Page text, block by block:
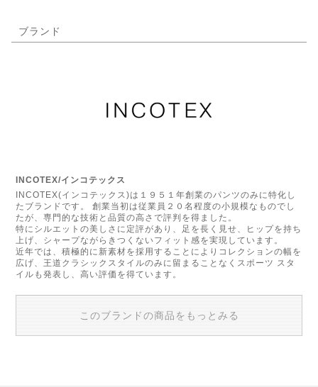
ブランド
INCOTEX/インコテックス
INCOTEX(インコテックス)は１９５１年創業のパンツのみに特化し
たブランドです。 創業当初は従業員２０名程度の小規模なものでし
たが、専門的な技術と品質の高さで評判を得ました。
特にシルエットの美しさに定評があり、足を長く見せ、ヒップを持ち
上げ、シャープながらきつくないフィット感を実現しています。
近年では、積極的に新素材を採用することによりコレクションの幅を
広げ、王道クラシックスタイルのみに留まることなくスポーツ スタ
イルも発表し、高い評価を得ています。
このブランドの商品をもっとみる